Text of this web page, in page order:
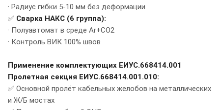
· Радиус гибки 5-10 мм без деформации
✅ Сварка НАКС (6 группа):
· Полуавтомат в среде Ar+CO2
· Контроль ВИК 100% швов
Применение комплектующих ЕИУС.668414.001
Пролетная секция ЕИУС.668414.001.010:
✅ Основной пролёт кабельных желобов на металлических
и Ж/Б мостах